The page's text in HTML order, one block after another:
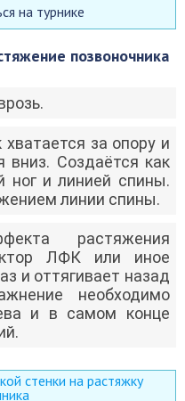
на турнике
позвоночника
за опору и
вниз. Создаётся как
ног и линией спины.
линии спины.
растяжения
ЛФК или иное
и оттягивает назад
необходимо
и в самом конце